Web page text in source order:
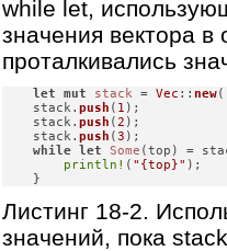
while let,
значения вектора в
проталкивались
let mut stack = Vec :: new
    stack.
push ( 1 );
    stack.
push (2 );
    stack.
push (3 );
while let Some (top) =
println! ( "{top}" );
    }
Листинг 18-2.
значений, пока